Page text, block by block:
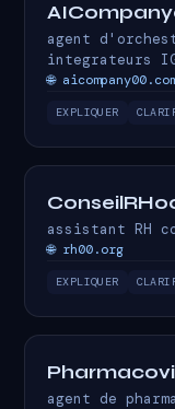
agent
integrateurs
🌐
EXPLIQUER
assistant RH
🌐 rh00.org
EXPLIQUER
agent de